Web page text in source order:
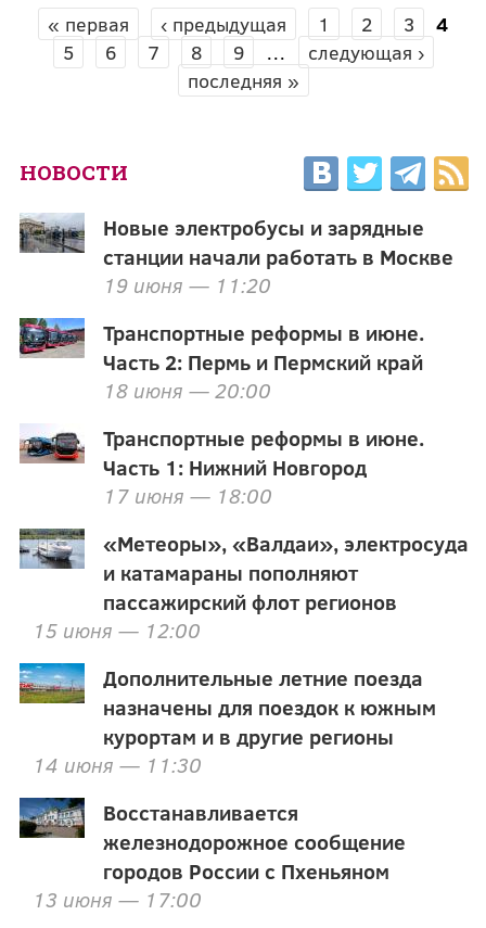
СТРАНИЦЫ
« первая ‹ предыдущая 1 2 3
4
5
6 7 8 9 …
следующая ›
последняя »
НОВОСТИ
Новые электробусы и зарядные
станции начали работать в Москве
19 июня — 11:20
Транспортные реформы в июне.
Часть 2: Пермь и Пермский край
18 июня — 20:00
Транспортные реформы в июне.
Часть 1: Нижний Новгород
17 июня — 18:00
«Метеоры», «Валдаи», электросуда
и катамараны пополняют
пассажирский флот регионов
15 июня — 12:00
Дополнительные летние поезда
назначены для поездок к южным
курортам и в другие регионы
14 июня — 11:30
Восстанавливается
железнодорожное сообщение
городов России с Пхеньяном
13 июня — 17:00